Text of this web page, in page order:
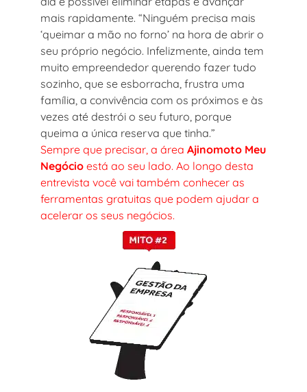
mais rapidamente. “Ninguém precisa mais
‘queimar a mão no forno’ na hora de abrir o
seu próprio negócio. Infelizmente, ainda tem
muito empreendedor querendo fazer tudo
sozinho, que se esborracha, frustra uma
família, a convivência com os próximos e às
vezes até destrói o seu futuro, porque
queima a única reserva que tinha.”
Sempre que precisar, a área Ajinomoto Meu
Negócio está ao seu lado. Ao longo desta
entrevista você vai também conhecer as
ferramentas gratuitas que podem ajudar a
acelerar os seus negócios.